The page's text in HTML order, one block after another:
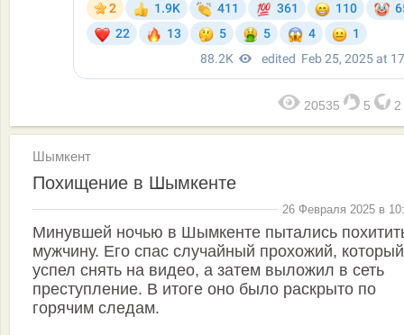
20535 5 2
Шымкент
Похищение в Шымкенте
26 Февраля 2025 в
Минувшей ночью в Шымкенте пытались
мужчину. Его спас случайный прохожий, который
успел снять на видео, а затем выложил в сеть
преступление. В итоге оно было раскрыто по
горячим следам.